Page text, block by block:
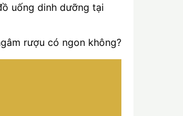
uống dinh dưỡng tại
rượu có ngon không?